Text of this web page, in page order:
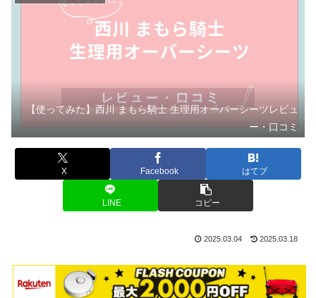
【使ってみた】西川 まもら騎士 生理用オーバーシーツレビュ
ー・口コミ
X Facebook はてブ
LINE コピー
2025.03.04 2025.03.18